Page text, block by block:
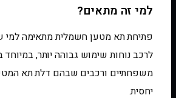
למי זה מתאים?
פתיחת תא מטען חשמלית מתאימה למי
לרכב נוחות שימוש גבוהה יותר, במיוחד
משפחתיים ורכבים שבהם דלת תא
יחסית.